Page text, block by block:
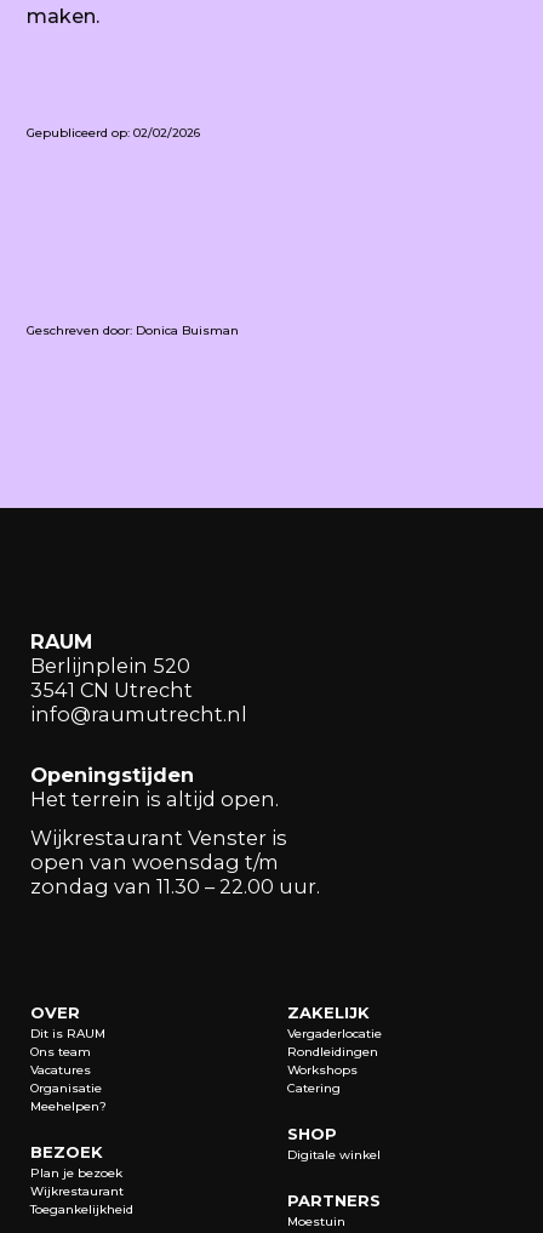
maken.
Gepubliceerd op: 02/02/2026
Geschreven door: Donica Buisman
RAUM
Berlijnplein 520
3541 CN Utrecht
info@raumutrecht.nl
Openingstijden
Het terrein is altijd open.
Wijkrestaurant Venster is
open van woensdag t/m
zondag van 11.30 – 22.00 uur.
OVER
Dit is RAUM
Ons team
Vacatures
Organisatie
Meehelpen?
BEZOEK
Plan je bezoek
Wijkrestaurant
Toegankelijkheid
ZAKELIJK
Vergaderlocatie
Rondleidingen
Workshops
Catering
SHOP
Digitale winkel
PARTNERS
Moestuin